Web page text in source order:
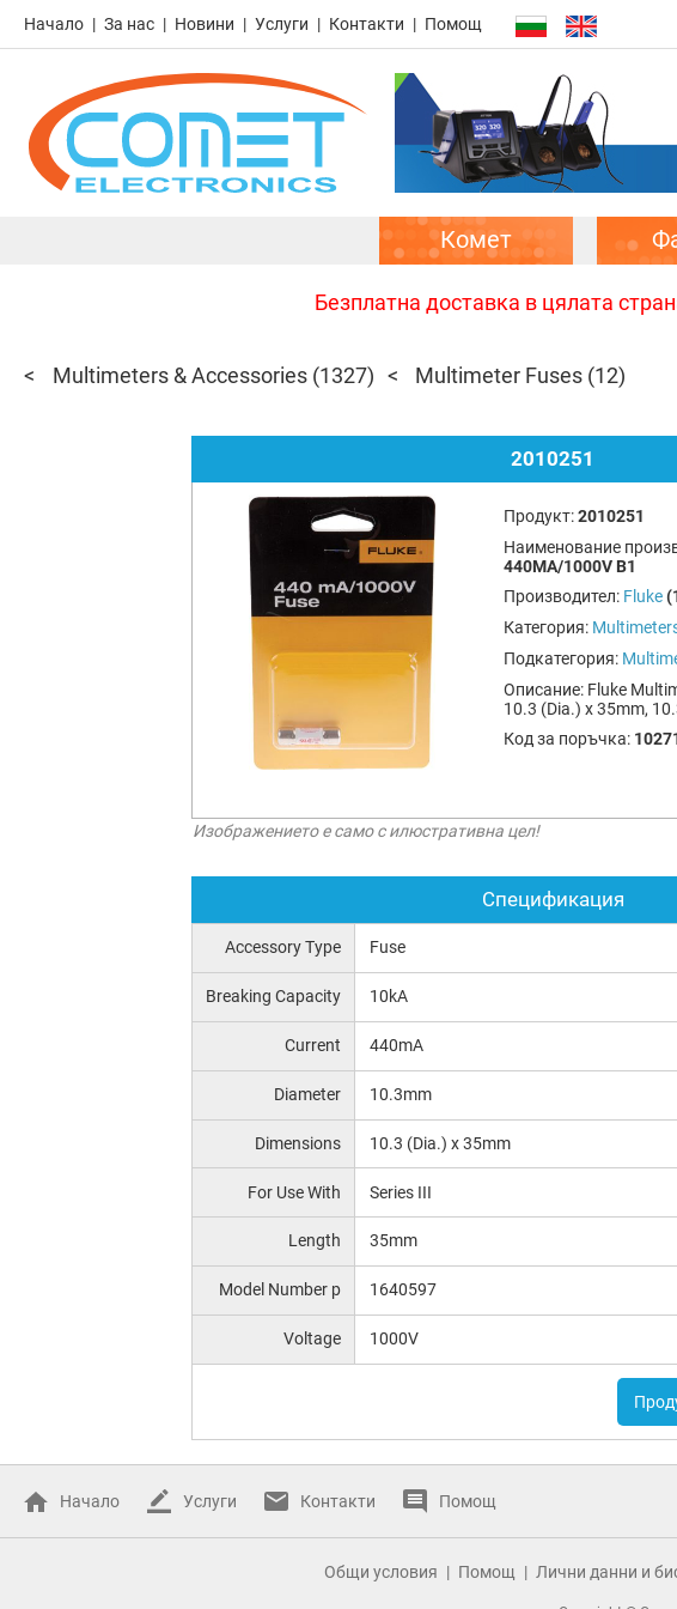
Начало За нас Новини Услуги Контакти Помощ
Комет
Безплатна доставка в цялата
Multimeters & Accessories (1327) Multimeter Fuses (12)
2010251
Продукт:2010251
Наименование
440MA/1000V B1
Производител: Fluke
Категория:
Подкатегория:
Описание: Fluke
10.3 (Dia.) x 35mm,
Код за поръчка:
Изображението е само с илюстративна цел!
Спецификация
Accessory Type Fuse
Breaking Capacity 10kA
Current 440mA
Diameter 10.3mm
Dimensions 10.3 (Dia.) x 35mm
For Use With Series III
Length 35mm
Model Number p 1640597
Voltage 1000V
Начало Услуги Контакти Помощ
Общи условия Помощ Лични данни и